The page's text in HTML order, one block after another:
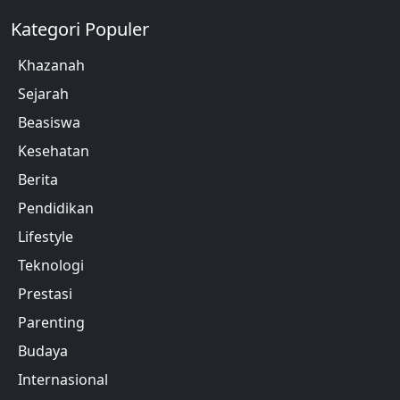
Kategori Populer
Khazanah
Sejarah
Beasiswa
Kesehatan
Berita
Pendidikan
Lifestyle
Teknologi
Prestasi
Parenting
Budaya
Internasional